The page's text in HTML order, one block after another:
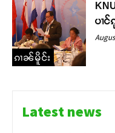
ၵၢၼ်မိူင်း
ပၢ
Latest news